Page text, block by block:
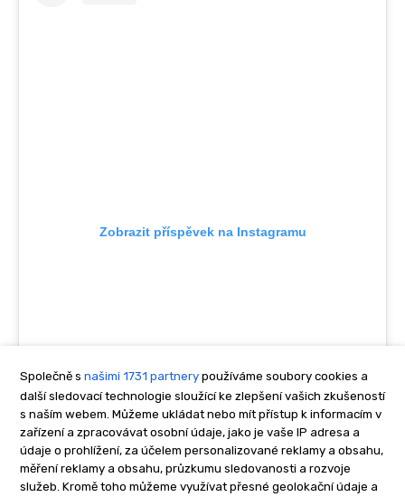
Společně s našimi 1731 partnery používáme soubory cookies a
další sledovací technologie sloužící ke zlepšení vašich zkušeností
s naším webem. Můžeme ukládat nebo mít přístup k informacím v
zařízení a zpracovávat osobní údaje, jako je vaše IP adresa a
údaje o prohlížení, za účelem personalizované reklamy a obsahu,
měření reklamy a obsahu, průzkumu sledovanosti a rozvoje
služeb. Kromě toho můžeme využívat přesné geolokační údaje a